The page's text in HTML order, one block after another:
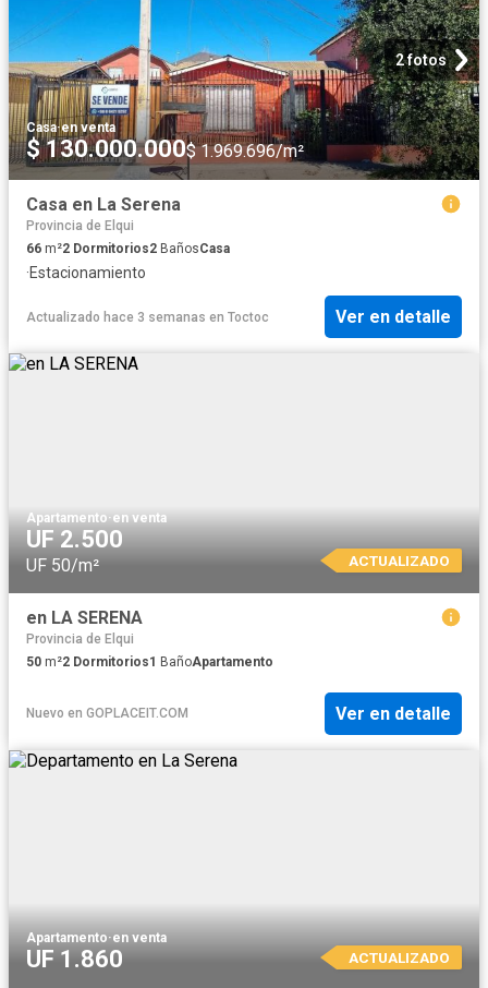
2 fotos
Casa·en venta
$ 130.000.000$ 1.969.696/m²
Casa en La Serena
Provincia de Elqui
66 m²2 Dormitorios2 BañosCasa
·Estacionamiento
Actualizado hace 3 semanas en Toctoc Ver en detalle
Apartamento·en venta
UF 2.500
UF 50/m² ACTUALIZADO
en LA SERENA
Provincia de Elqui
50 m²2 Dormitorios1 BañoApartamento
Nuevo en GOPLACEIT.COM Ver en detalle
Apartamento·en venta
UF 1.860 ACTUALIZADO